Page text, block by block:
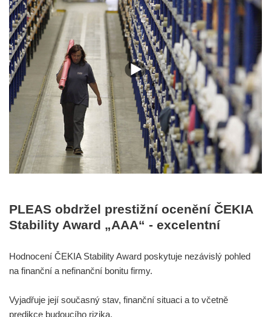
PLEAS obdržel prestižní ocenění ČEKIA
Stability Award „AAA“ - excelentní
Hodnocení ČEKIA Stability Award poskytuje nezávislý pohled
na finanční a nefinanční bonitu firmy.
Vyjadřuje její současný stav, finanční situaci a to včetně
predikce budoucího rizika.